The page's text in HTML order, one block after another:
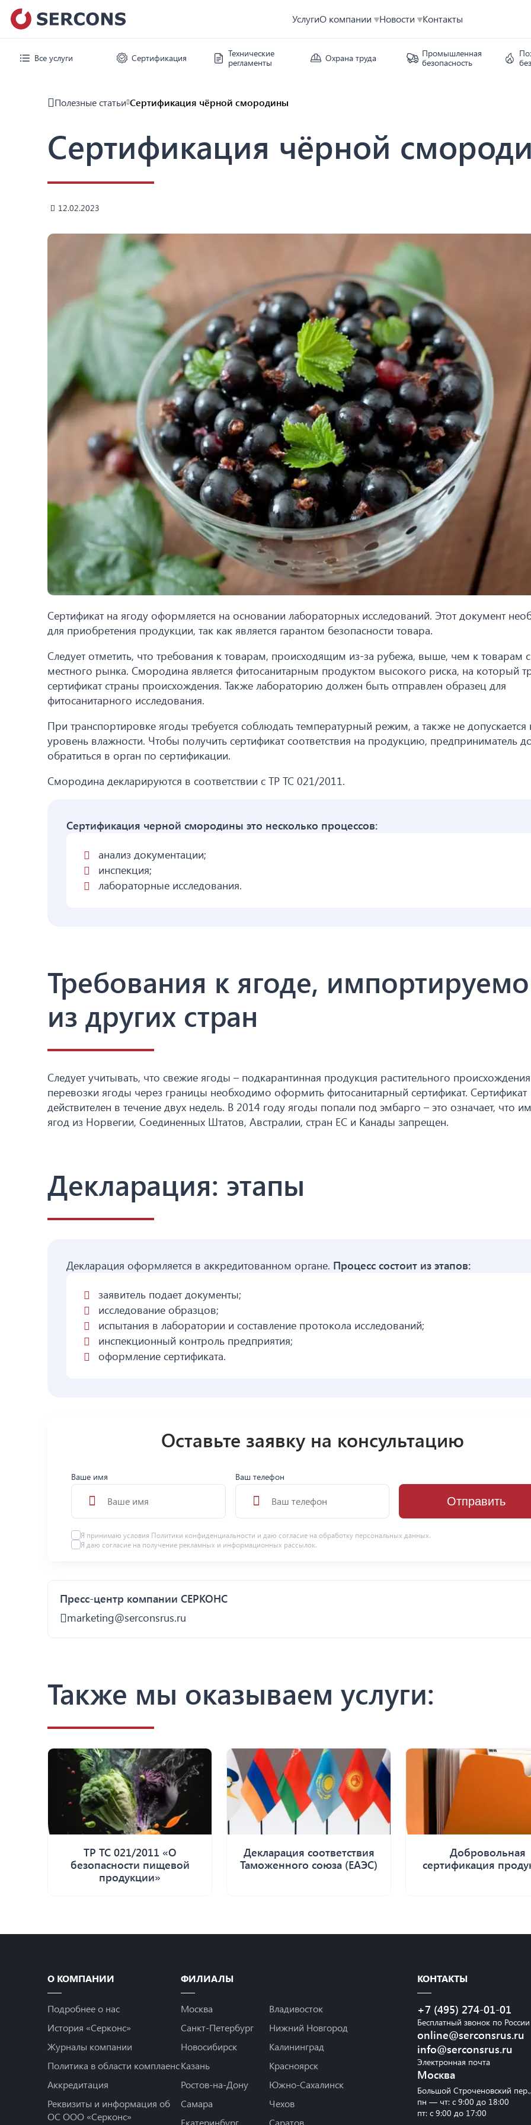
УслугиО компании Новости Контакты
Все услуги Сертификация
Технические
регламенты
Охрана труда
Промышленная
безопасность
Полезные статьи Сертификация чёрной смородины
Сертификация чёрной
12.02.2023
Сертификат на ягоду оформляется на основании лабораторных исследований. Этот документ
для приобретения продукции, так как является гарантом безопасности товара.
Следует отметить, что требования к товарам, происходящим из-за рубежа, выше, чем к товарам с
местного рынка. Смородина является фитосанитарным продуктом высокого риска, на который
сертификат страны происхождения. Также лабораторию должен быть отправлен образец для
фитосанитарного исследования.
При транспортировке ягоды требуется соблюдать температурный режим, а также не
уровень влажности. Чтобы получить сертификат соответствия на продукцию, предприниматель
обратиться в орган по сертификации.
Смородина декларируются в соответствии с ТР ТС 021/2011.
Сертификация черной смородины это несколько процессов:
анализ документации;
инспекция;
лабораторные исследования.
Требования к ягоде,
из других стран
Следует учитывать, что свежие ягоды – подкарантинная продукция растительного
перевозки ягоды через границы необходимо оформить фитосанитарный сертификат. Сертификат
действителен в течение двух недель. В 2014 году ягоды попали под эмбарго – это означает, что
ягод из Норвегии, Соединенных Штатов, Австралии, стран ЕС и Канады запрещен.
Декларация: этапы
Декларация оформляется в аккредитованном органе. Процесс состоит из этапов:
заявитель подает документы;
исследование образцов;
испытания в лаборатории и составление протокола исследований;
инспекционный контроль предприятия;
оформление сертификата.
Оставьте заявку на консультацию
Ваше имя Ваш телефон
Отправить
Я принимаю условия Политики конфиденциальности и даю согласие на обработку персональных данных.
Я даю согласие на получение рекламных и информационных рассылок.
Пресс-центр компании СЕРКОНС
marketing@serconsrus.ru
Также мы оказываем услуги:
ТР ТС 021/2011 «О
безопасности пищевой
продукции»
Декларация соответствия
Таможенного союза (ЕАЭС)
Добровольная
сертификация
О КОМПАНИИ
Подробнее о нас
История «Серконс»
Журналы компании
Политика в области комплаенс
Аккредитация
Реквизиты и информация об
ОС ООО «Серконс»
ФИЛИАЛЫ
Москва
Санкт-Петербург
Новосибирск
Казань
Ростов-на-Дону
Самара
Екатеринбург
Владивосток
Нижний Новгород
Калининград
Красноярск
Южно-Сахалинск
Чехов
Саратов
КОНТАКТЫ
+7 (495) 274-01-01
Бесплатный звонок по России
online@serconsrus.ru
info@serconsrus.ru
Электронная почта
Москва
Большой Строченовский
пн — чт: с 9:00 до 18:00
пт: с 9:00 до 17:00